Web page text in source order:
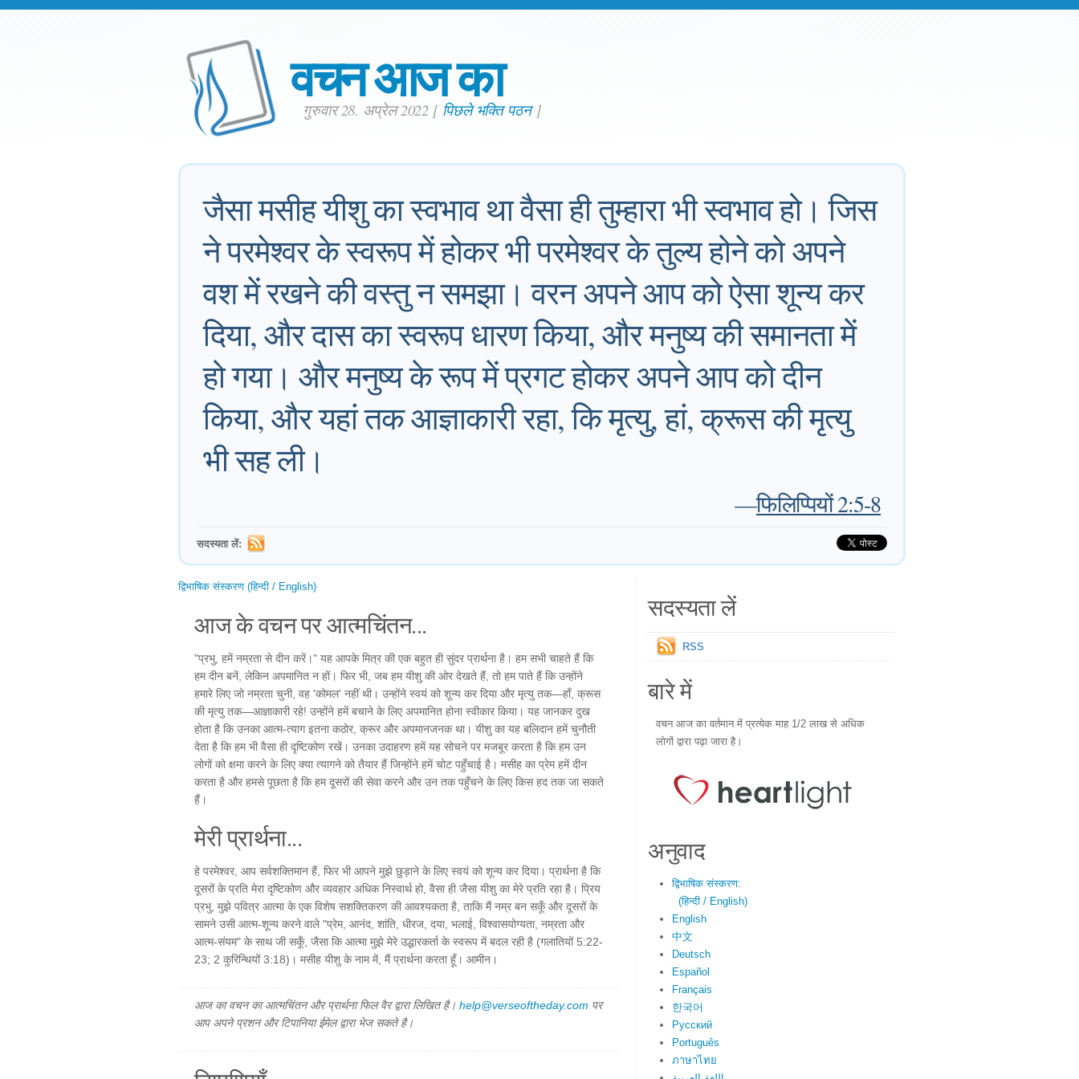
वचन आज का
गुरुवार 28. अप्रेल 2022 [ पिछले भक्ति पठन]
जैसा मसीह यीशु का स्वभाव था वैसा ही तुम्हारा भी स्वभाव हो। जिस
ने परमेश्वर के स्वरूप में होकर भी परमेश्वर के तुल्य होने को अपने
वश में रखने की वस्तु न समझा। वरन अपने आप को ऐसा शून्य कर
दिया, और दास का स्वरूप धारण किया, और मनुष्य की समानता में
हो गया। और मनुष्य के रूप में प्रगट होकर अपने आप को दीन
किया, और यहां तक आज्ञाकारी रहा, कि मृत्यु, हां, क्रूस की मृत्यु
भी सह ली।
—फिलिप्पियों 2:5-8
सदस्यता लें:
द्विभाषिक संस्करण (हिन्दी / English)
आज के वचन पर आत्मचिंतन...
"प्रभु, हमें नम्रता से दीन करें।" यह आपके मित्र की एक बहुत ही सुंदर प्रार्थना है। हम सभी चाहते हैं कि
हम दीन बनें, लेकिन अपमानित न हों। फिर भी, जब हम यीशु की ओर देखते हैं, तो हम पाते हैं कि उन्होंने
हमारे लिए जो नम्रता चुनी, वह 'कोमल' नहीं थी। उन्होंने स्वयं को शून्य कर दिया और मृत्यु तक—हाँ, क्रूस
की मृत्यु तक—आज्ञाकारी रहे! उन्होंने हमें बचाने के लिए अपमानित होना स्वीकार किया। यह जानकर दुख
होता है कि उनका आत्म-त्याग इतना कठोर, क्रूर और अपमानजनक था। यीशु का यह बलिदान हमें चुनौती
देता है कि हम भी वैसा ही दृष्टिकोण रखें। उनका उदाहरण हमें यह सोचने पर मजबूर करता है कि हम उन
लोगों को क्षमा करने के लिए क्या त्यागने को तैयार हैं जिन्होंने हमें चोट पहुँचाई है। मसीह का प्रेम हमें दीन
करता है और हमसे पूछता है कि हम दूसरों की सेवा करने और उन तक पहुँचने के लिए किस हद तक जा सकते
हैं।
मेरी प्रार्थना...
हे परमेश्वर, आप सर्वशक्तिमान हैं, फिर भी आपने मुझे छुड़ाने के लिए स्वयं को शून्य कर दिया। प्रार्थना है कि
दूसरों के प्रति मेरा दृष्टिकोण और व्यवहार अधिक निस्वार्थ हो, वैसा ही जैसा यीशु का मेरे प्रति रहा है। प्रिय
प्रभु, मुझे पवित्र आत्मा के एक विशेष सशक्तिकरण की आवश्यकता है, ताकि मैं नम्र बन सकूँ और दूसरों के
सामने उसी आत्म-शून्य करने वाले "प्रेम, आनंद, शांति, धीरज, दया, भलाई, विश्वासयोग्यता, नम्रता और
आत्म-संयम" के साथ जी सकूँ, जैसा कि आत्मा मुझे मेरे उद्धारकर्ता के स्वरूप में बदल रही है (गलातियों 5:22-
23; 2 कुरिन्थियों 3:18)। मसीह यीशु के नाम में, मैं प्रार्थना करता हूँ। आमीन।
आज का वचन का आत्मचिंतन और प्रार्थना फिल वैर द्वारा लिखित है। help@verseoftheday.com पर
आप अपने प्रशन और टिपानिया ईमेल द्वारा भेज सकते है।
सदस्यता लें
RSS
बारे में
वचन आज का वर्तमान में प्रत्येक माह 1/2 लाख से अधिक
लोगों द्वारा पढ़ा जारा है।
अनुवाद
द्विभाषिक संस्करण:
(हिन्दी / English)
English
中文
Deutsch
Español
Français
한국어
Русский
Português
ภาษาไทย